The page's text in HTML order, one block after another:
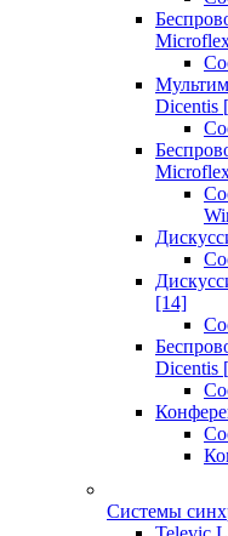
Dicentis
[14]
Dicentis
Системы